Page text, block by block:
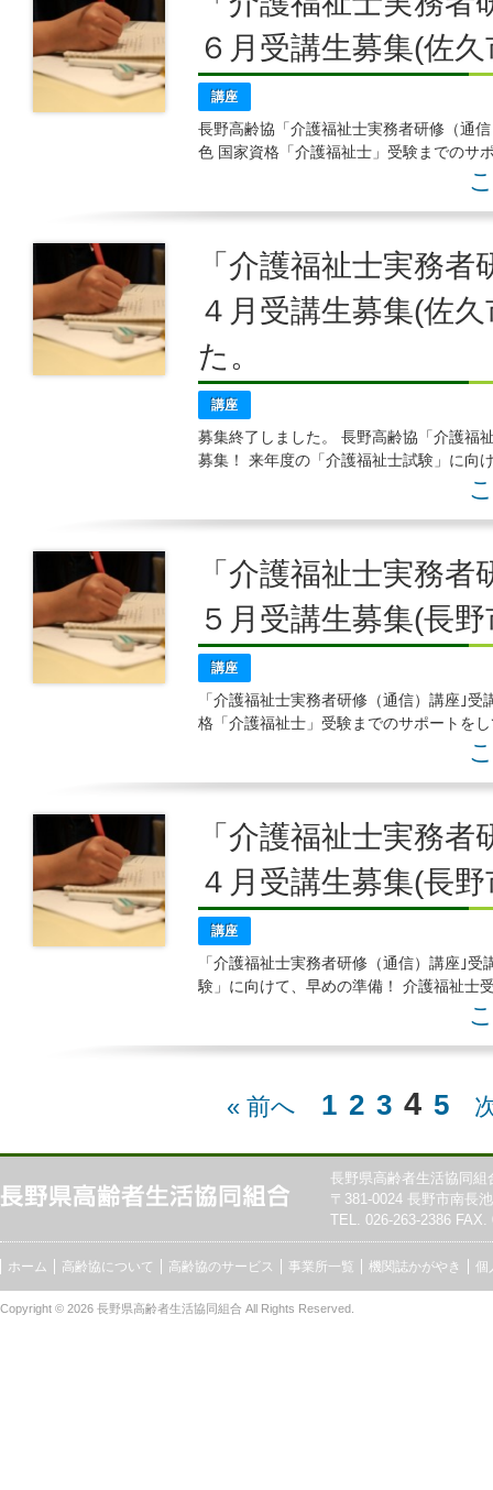
６月受講生募集(佐
講座
長野高齢協「介護福祉士実務者研修（通
色 国家資格「介護福祉士」受験までのサ
お手伝いサービスを実施し、「介護福祉士
「介護福祉士実務
４月受講生募集(佐
た。
講座
募集終了しました。 長野高齢協「介護福
募集！ 来年度の「介護福祉士試験」に向
の各種お手伝いサービスもしていますよ
「介護福祉士実務
５月受講生募集(長
講座
「介護福祉士実務者研修（通信）講座｣
格「介護福祉士」受験までのサポート
「介護福祉士実務
４月受講生募集(長
講座
「介護福祉士実務者研修（通信）講座｣
験」に向けて、早めの準備！ 介護福祉士
« 前へ 1 2 3 4 5
長野県高齢者生活協同組
〒381-0024 長野市南長
TEL. 026-263-2386 FAX.
ホーム 高齢協について 高齢協のサービス 事業所一覧 機関誌かがやき 個
Copyright © 2026 長野県高齢者生活協同組合 All Rights Reserved.